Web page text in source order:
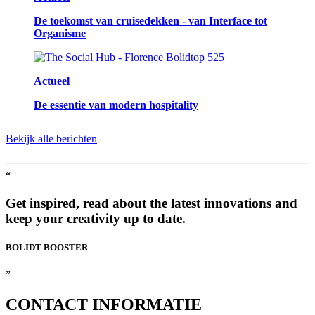
De toekomst van cruisedekken - van Interface tot
Organisme
Actueel
De essentie van modern hospitality
Bekijk alle berichten
“
Get inspired, read about the latest innovations and
keep your creativity up to date.
BOLIDT BOOSTER
”
CONTACT INFORMATIE